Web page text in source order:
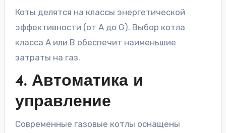
Коты делятся на классы энергетической
эффективности (от A до G). Выбор котла
класса A или B обеспечит наименьшие
затраты на газ.
4. Автоматика и
управление
Современные газовые котлы оснащены